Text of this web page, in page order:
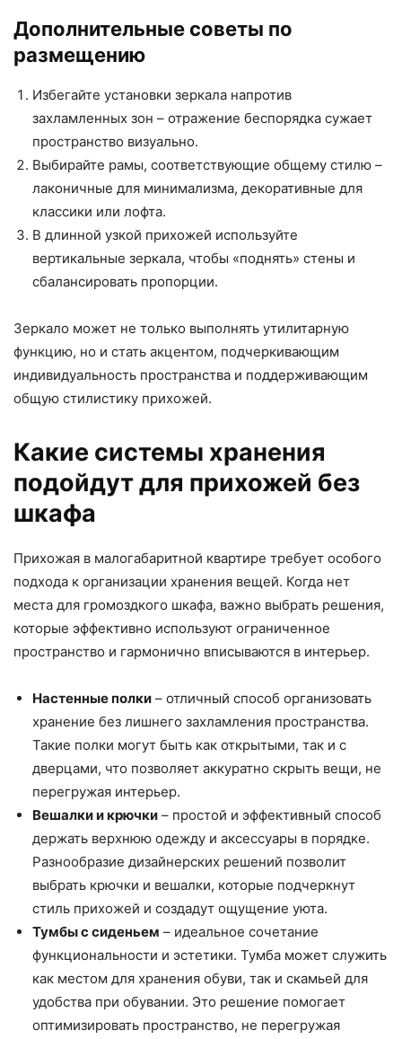
Дополнительные советы по
размещению
Избегайте установки зеркала напротив
захламленных зон – отражение беспорядка сужает
пространство визуально.
Выбирайте рамы, соответствующие общему стилю –
лаконичные для минимализма, декоративные для
классики или лофта.
В длинной узкой прихожей используйте
вертикальные зеркала, чтобы «поднять» стены и
сбалансировать пропорции.
Зеркало может не только выполнять утилитарную
функцию, но и стать акцентом, подчеркивающим
индивидуальность пространства и поддерживающим
общую стилистику прихожей.
Какие системы хранения
подойдут для прихожей без
шкафа
Прихожая в малогабаритной квартире требует особого
подхода к организации хранения вещей. Когда нет
места для громоздкого шкафа, важно выбрать решения,
которые эффективно используют ограниченное
пространство и гармонично вписываются в интерьер.
Настенные полки – отличный способ организовать
хранение без лишнего захламления пространства.
Такие полки могут быть как открытыми, так и с
дверцами, что позволяет аккуратно скрыть вещи, не
перегружая интерьер.
Вешалки и крючки – простой и эффективный способ
держать верхнюю одежду и аксессуары в порядке.
Разнообразие дизайнерских решений позволит
выбрать крючки и вешалки, которые подчеркнут
стиль прихожей и создадут ощущение уюта.
Тумбы с сиденьем – идеальное сочетание
функциональности и эстетики. Тумба может служить
как местом для хранения обуви, так и скамьей для
удобства при обувании. Это решение помогает
оптимизировать пространство, не перегружая